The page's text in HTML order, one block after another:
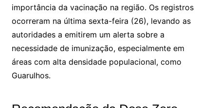
importância da vacinação na região. Os registros
ocorreram na última sexta-feira (26), levando as
autoridades a emitirem um alerta sobre a
necessidade de imunização, especialmente em
áreas com alta densidade populacional, como
Guarulhos.